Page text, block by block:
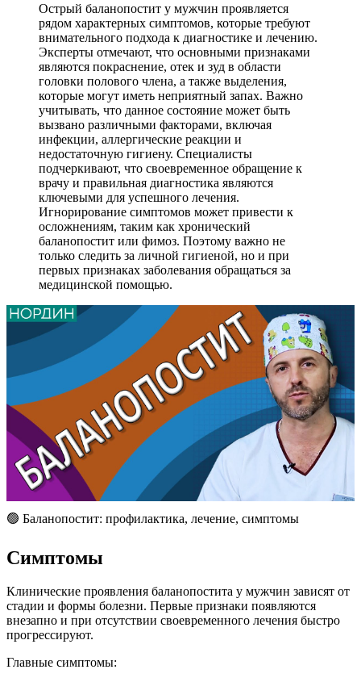
Острый баланопостит у мужчин проявляется
рядом характерных симптомов, которые требуют
внимательного подхода к диагностике и лечению.
Эксперты отмечают, что основными признаками
являются покраснение, отек и зуд в области
головки полового члена, а также выделения,
которые могут иметь неприятный запах. Важно
учитывать, что данное состояние может быть
вызвано различными факторами, включая
инфекции, аллергические реакции и
недостаточную гигиену. Специалисты
подчеркивают, что своевременное обращение к
врачу и правильная диагностика являются
ключевыми для успешного лечения.
Игнорирование симптомов может привести к
осложнениям, таким как хронический
баланопостит или фимоз. Поэтому важно не
только следить за личной гигиеной, но и при
первых признаках заболевания обращаться за
медицинской помощью.
🟢 Баланопостит: профилактика, лечение, симптомы
Симптомы
Клинические проявления баланопостита у мужчин зависят от
стадии и формы болезни. Первые признаки появляются
внезапно и при отсутствии своевременного лечения быстро
прогрессируют.
Главные симптомы: